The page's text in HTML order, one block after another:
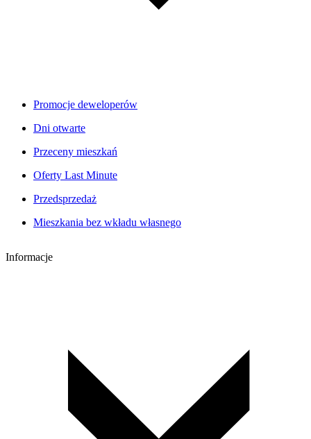
Promocje deweloperów
Dni otwarte
Przeceny mieszkań
Oferty Last Minute
Przedsprzedaż
Mieszkania bez wkładu własnego
Informacje